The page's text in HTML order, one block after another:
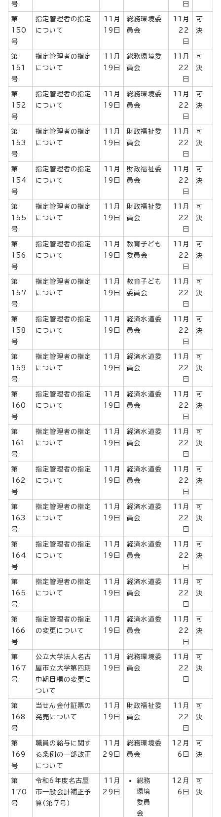
号 日
第
150
号
指定管理者の指定
について
11月
19日
総務環境委
員会
11月
22
日
可
決
第
151
号
指定管理者の指定
について
11月
19日
総務環境委
員会
11月
22
日
可
決
第
152
号
指定管理者の指定
について
11月
19日
総務環境委
員会
11月
22
日
可
決
第
153
号
指定管理者の指定
について
11月
19日
財政福祉委
員会
11月
22
日
可
決
第
154
号
指定管理者の指定
について
11月
19日
財政福祉委
員会
11月
22
日
可
決
第
155
号
指定管理者の指定
について
11月
19日
財政福祉委
員会
11月
22
日
可
決
第
156
号
指定管理者の指定
について
11月
19日
教育子ども
委員会
11月
22
日
可
決
第
157
号
指定管理者の指定
について
11月
19日
教育子ども
委員会
11月
22
日
可
決
第
158
号
指定管理者の指定
について
11月
19日
経済水道委
員会
11月
22
日
可
決
第
159
号
指定管理者の指定
について
11月
19日
経済水道委
員会
11月
22
日
可
決
第
160
号
指定管理者の指定
について
11月
19日
経済水道委
員会
11月
22
日
可
決
第
161
号
指定管理者の指定
について
11月
19日
経済水道委
員会
11月
22
日
可
決
第
162
号
指定管理者の指定
について
11月
19日
経済水道委
員会
11月
22
日
可
決
第
163
号
指定管理者の指定
について
11月
19日
経済水道委
員会
11月
22
日
可
決
第
164
号
指定管理者の指定
について
11月
19日
経済水道委
員会
11月
22
日
可
決
第
165
号
指定管理者の指定
について
11月
19日
経済水道委
員会
11月
22
日
可
決
第
166
号
指定管理者の指定
の変更について
11月
19日
経済水道委
員会
11月
22
日
可
決
第
167
号
公立大学法人名古
屋市立大学第四期
中期目標の変更に
ついて
11月
19日
総務環境委
員会
11月
22
日
可
決
第
168
号
当せん金付証票の
発売について
11月
19日
財政福祉委
員会
11月
22
日
可
決
第
169
号
職員の給与に関す
る条例の一部改正
について
11月
29日
総務環境委
員会
12月
6日
可
決
第
170
号
令和6年度名古屋
市一般会計補正予
算（第7号）
11月
29日
総務
環境
委員
会
12月
6日
可
決